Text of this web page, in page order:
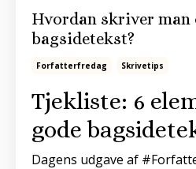
Hvordan skriver man
bagsidetekst?
Forfatterfredag Skrivetips
Tjekliste: 6
gode
Dagens udgave af